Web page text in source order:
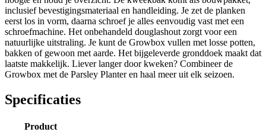
inclusief bevestigingsmateriaal en handleiding. Je zet de planken
eerst los in vorm, daarna schroef je alles eenvoudig vast met een
schroefmachine. Het onbehandeld douglashout zorgt voor een
natuurlijke uitstraling. Je kunt de Growbox vullen met losse potten,
bakken of gewoon met aarde. Het bijgeleverde gronddoek maakt dat
laatste makkelijk. Liever langer door kweken? Combineer de
Growbox met de Parsley Planter en haal meer uit elk seizoen.
Specificaties
Product